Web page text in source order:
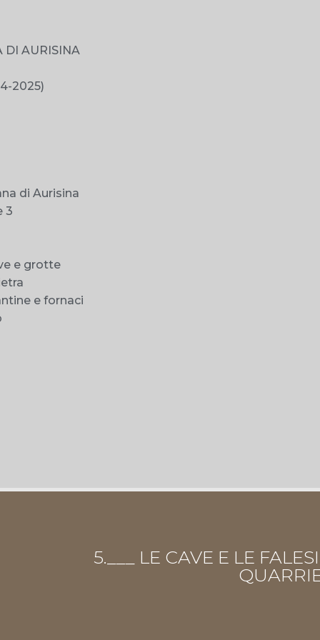
DI AURISINA
2025)
di Aurisina
3
e grotte
e fornaci
5.___ LE CAVE E LE